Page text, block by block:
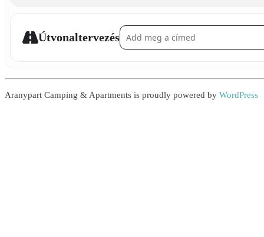
ÚtvonaltervezésAddress - Pogány Induló []
Aranypart Camping & Apartments is proudly powered by WordPress